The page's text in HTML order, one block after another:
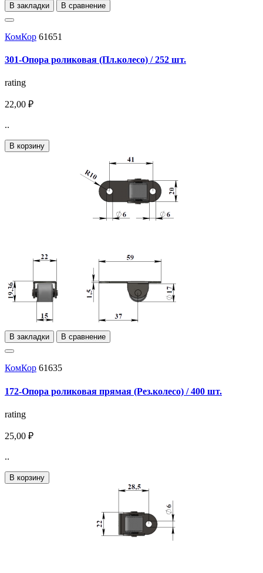
В закладки В сравнение
КомКор 61651
301-Опора роликовая (Пл.колесо) / 252 шт.
rating
22,00 ₽
..
В корзину
В закладки В сравнение
КомКор 61635
172-Опора роликовая прямая (Рез.колесо) / 400 шт.
rating
25,00 ₽
..
В корзину